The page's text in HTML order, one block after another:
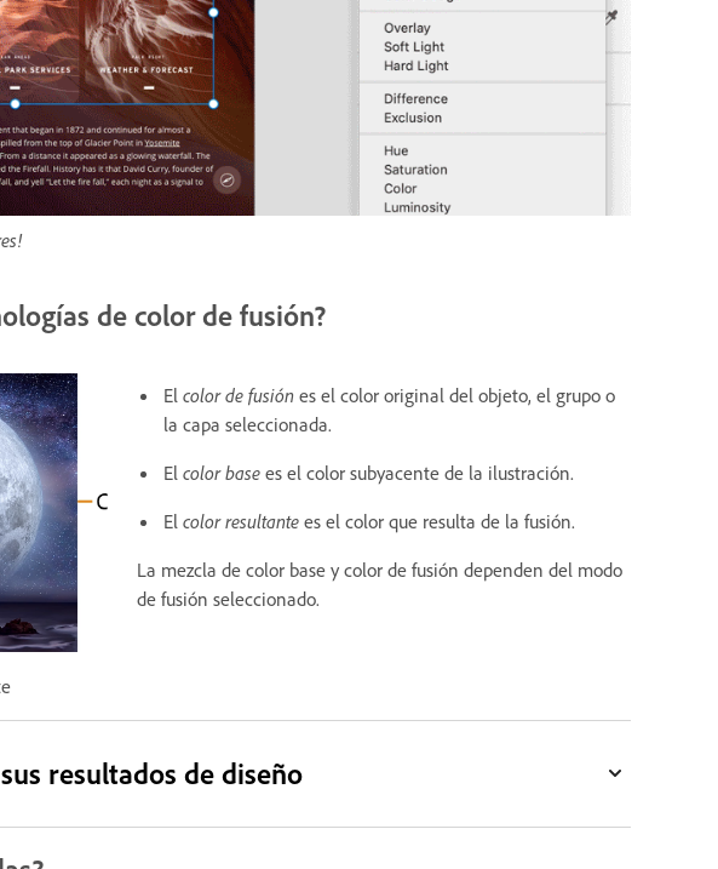
de color de fusión?
El color de fusión es el color original del objeto, el grupo o
la capa seleccionada.
El color base es el color subyacente de la ilustración.
El color resultante es el color que resulta de la fusión.
La mezcla de color base y color de fusión dependen del modo
de fusión seleccionado.
resultados de diseño